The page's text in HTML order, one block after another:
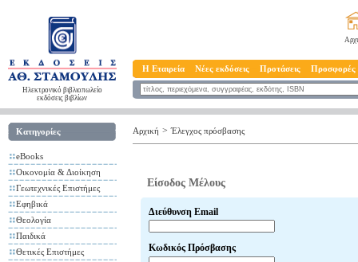
Ηλεκτρονικό βιβλιοπωλείο
εκδόσεις βιβλίων
Η Εταιρεία Νέες εκδόσεις Προτάσεις Προσφορές
Κατηγορίες
eBooks
Οικονομία & Διοίκηση
Γεωτεχνικές Επιστήμες
Εφηβικά
Θεολογία
Παιδικά
Θετικές Επιστήμες
Αρχική > Έλεγχος πρόσβασης
Είσοδος Μέλους
Διεύθυνση Email
Κωδικός Πρόσβασης